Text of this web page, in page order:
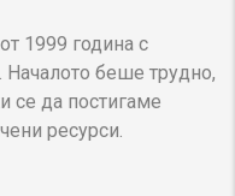
1999 година с
Началото беше трудно,
се да постигаме
ресурси.